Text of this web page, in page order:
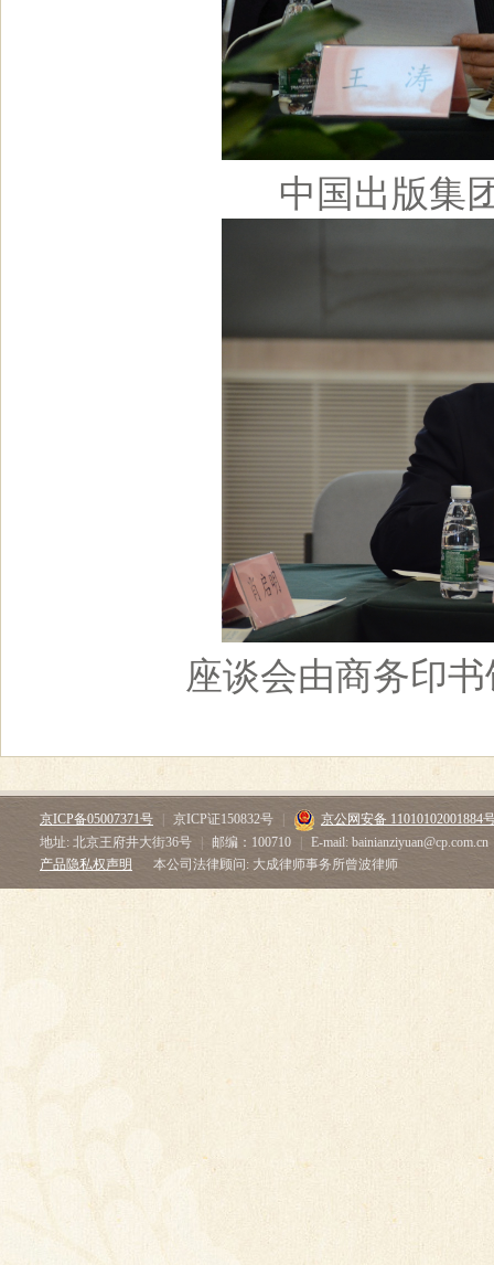
中国出版集
座谈会由商务印
京ICP备05007371号 京ICP证150832号
京公网安备 11010102001884
地址: 北京王府井大街36号
邮编：100710
E-mail: bainianziyuan@cp.com.cn
产品隐私权声明
本公司法律顾问: 大成律师事务所曾波律师